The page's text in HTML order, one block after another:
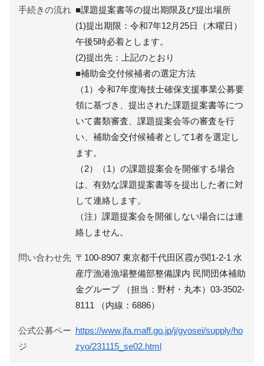
手続きの流れ ■課題提案書等の提出期限及び提出場所
(1)提出期限：令和7年12月25日（木曜日）
午後5時必着とします。
(2)提出先：上記のとおり
■補助金交付候補者の選定方法
（1）令和7年度海技士確保支援事業公募要
領に基づき、提出された課題提案書等につ
いて書類審査、課題提案会等の審査を行
い、補助金交付候補者として1者を選定し
ます。
（2）（1）の課題提案会を開催する場合
は、有効な課題提案書等を提出した者に対
して連絡します。
（注）課題提案会を開催しない場合には連
絡しません。
問い合わせ先 〒100-8907 東京都千代田区霞が関1-2-1 水
産庁漁港漁場整備部整備課内 民間団体補助
金グループ （担当：野村・丸本）03-3502-
8111 （内線：6886）
公式公募ペー
ジ
https://www.jfa.maff.go.jp/j/gyosei/supply/ho
zyo/231115_se02.html